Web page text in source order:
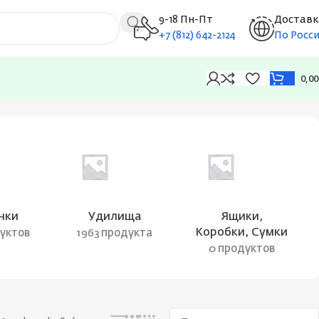
9-18 Пн-Пт
+7 (812) 642-2124
По
Удилища
1963 продукта
Ящики,
Коробки, Сумки
0 продуктов